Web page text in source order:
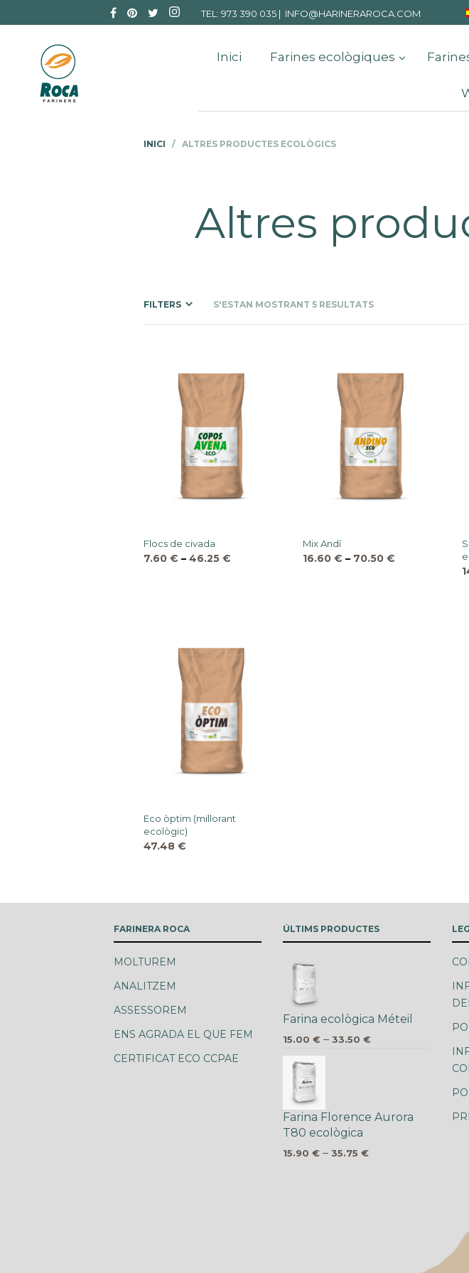
TEL: 973 390 035 | INFO@HARINERAROCA.COM
Inici Farines ecològiques
INICI / ALTRES PRODUCTES ECOLÒGICS
Altres
FILTERS S'ESTAN MOSTRANT 5 RESULTATS
Flocs de civada
7.60 € – 46.25 €
Mix Andí
16.60€ – 70.50€
Eco òptim (millorant
ecològic)
47.48 €
FARINERA ROCA
MOLTUREM
ANALITZEM
ASSESSOREM
ENS AGRADA EL QUE FEM
CERTIFICAT ECO CCPAE
ÚLTIMS PRODUCTES
Farina ecològica Méteil
15.00 €– 33.50 €
Farina Florence Aurora
T80 ecològica
15.90 €– 35.75 €